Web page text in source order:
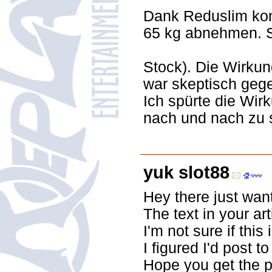
Dank Reduslim
65 kg abnehmen.
Stock). Die
war skeptisch
Ich spürte die
nach und nach zu
yuk slot88
Hey there just
The text in your
I'm not sure if this
I figured I'd post
Hope you get the